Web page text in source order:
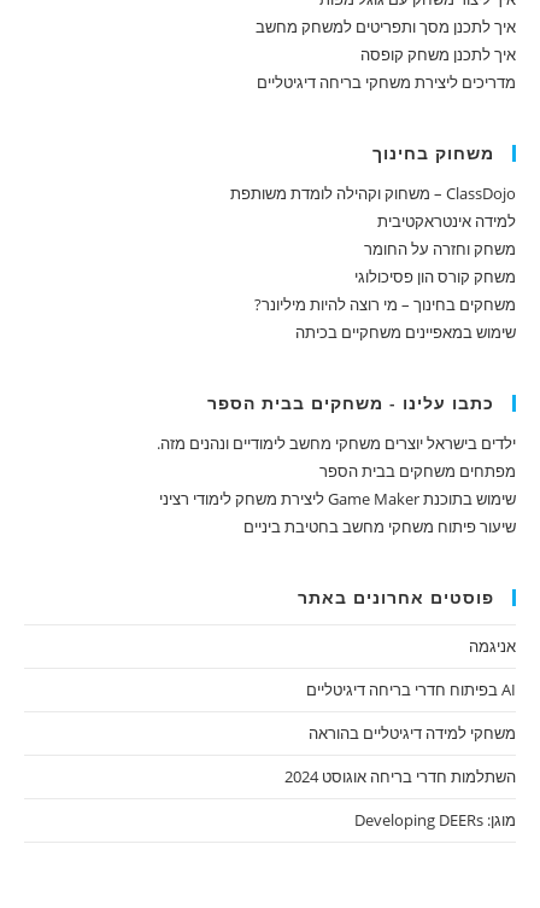
איך לתכנן מסך ותפריטים למשחק מחשב
איך לתכנן משחק קופסה
מדריכים ליצירת משחקי בריחה דיגיטליים
משחוק בחינוך
ClassDojo – משחוק וקהילה לומדת משותפת
למידה אינטראקטיבית
משחק וחזרה על החומר
משחק קורס הון פסיכולוגי
משחקים בחינוך – מי רוצה להיות מיליונר?
שימוש במאפיינים משחקיים בכיתה
כתבו עלינו - משחקים בבית הספר
ילדים בישראל יוצרים משחקי מחשב לימודיים ונהנים מזה.
מפתחים משחקים בבית הספר
שימוש בתוכנת Game Maker ליצירת משחק לימודי רציני
שיעור פיתוח משחקי מחשב בחטיבת ביניים
פוסטים אחרונים באתר
אניגמה
AI בפיתוח חדרי בריחה דיגיטליים
משחקי למידה דיגיטליים בהוראה
השתלמות חדרי בריחה אוגוסט 2024
מוגן: Developing DEERs